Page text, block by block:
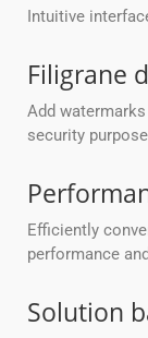
Intuitive
Filigrane
Add
security
Efficiently
performance
Solution